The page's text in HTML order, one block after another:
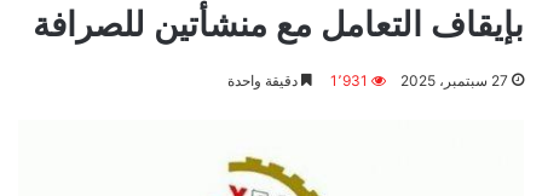
بإيقاف التعامل مع منشأتين للصرافة
27 سبتمبر، 2025 1٬931 دقيقة واحدة